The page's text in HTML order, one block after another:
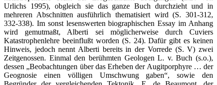
Urlichs 1995), obgleich sie das ganze Buch durchzieht und in
mehreren Abschnitten ausführlich thematisiert wird (S. 301-312,
332-338). Im sonst lesenswerten biographischen Essay im Anhang
wird gemutmaßt, Alberti sei möglicherweise durch Cuviers
Katastrophenlehre beeinflußt worden (S. 24). Dafür gibt es keinen
Hinweis, jedoch nennt Alberti bereits in der Vorrede (S. V) zwei
Zeitgenossen. Einmal den berühmten Geologen L. v. Buch (s.o.),
dessen „Beobachtungen über das Erheben der Augitporphyre … der
Geognosie einen völligen Umschwung gaben“, sowie den